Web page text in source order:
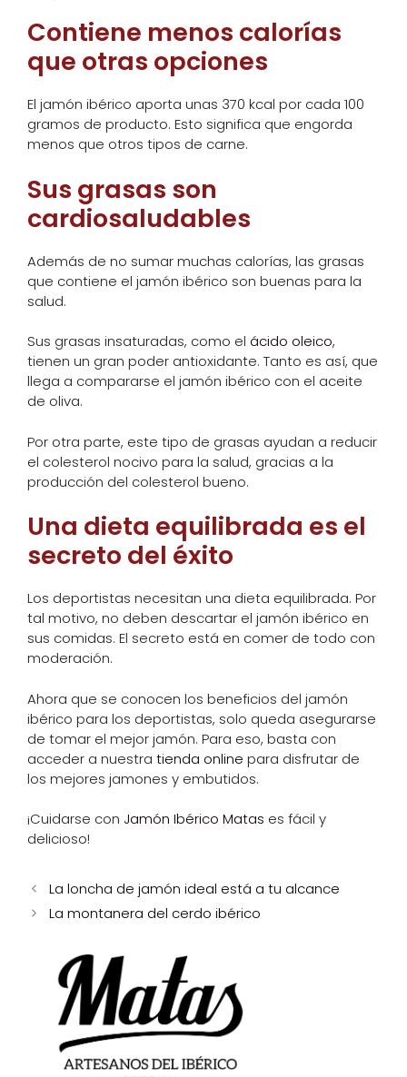
Contiene menos calorías
que otras opciones
El jamón ibérico aporta unas 370 kcal por cada 100
gramos de producto. Esto significa que engorda
menos que otros tipos de carne.
Sus grasas son
cardiosaludables
Además de no sumar muchas calorías, las grasas
que contiene el jamón ibérico son buenas para la
salud.
Sus grasas insaturadas, como el ácido oleico,
tienen un gran poder antioxidante. Tanto es así, que
llega a compararse el jamón ibérico con el aceite
de oliva.
Por otra parte, este tipo de grasas ayudan a reducir
el colesterol nocivo para la salud, gracias a la
producción del colesterol bueno.
Una dieta equilibrada es el
secreto del éxito
Los deportistas necesitan una dieta equilibrada. Por
tal motivo, no deben descartar el jamón ibérico en
sus comidas. El secreto está en comer de todo con
moderación.
Ahora que se conocen los beneficios del jamón
ibérico para los deportistas, solo queda asegurarse
de tomar el mejor jamón. Para eso, basta con
acceder a nuestra tienda online para disfrutar de
los mejores jamones y embutidos.
¡Cuidarse con Jamón Ibérico Matas es fácil y
delicioso!
La loncha de jamón ideal está a tu alcance
La montanera del cerdo ibérico